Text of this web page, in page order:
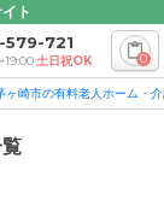
ト
579-721
19:00土日祝OK 0
ヶ崎市の有料老人ホーム・